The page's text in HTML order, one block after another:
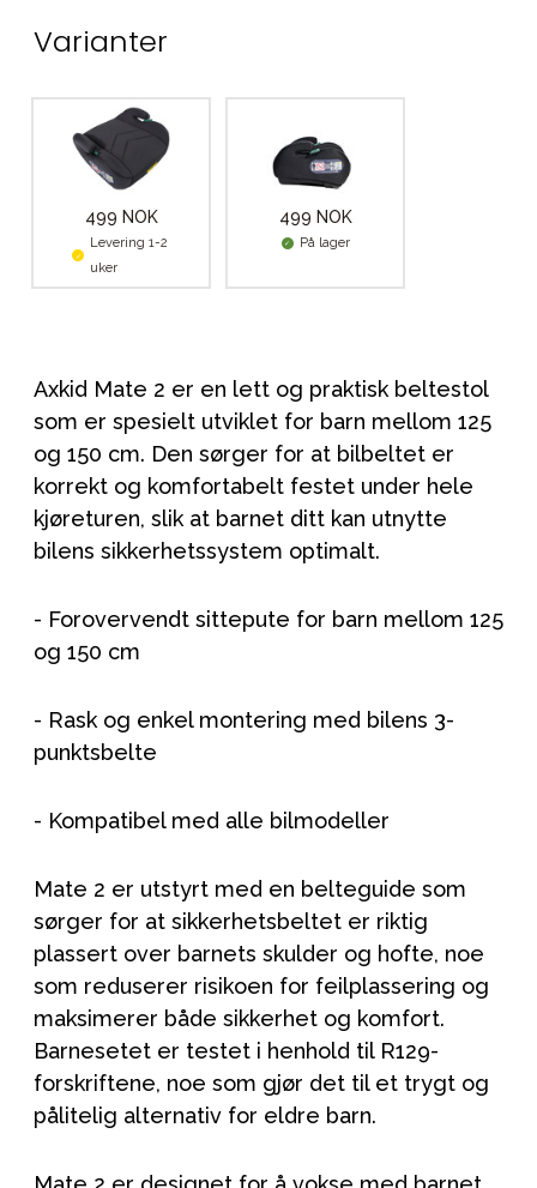
Varianter
499 NOK
Levering 1-2
uker
499 NOK
På lager
Axkid Mate 2 er en lett og praktisk beltestol
som er spesielt utviklet for barn mellom 125
og 150 cm. Den sørger for at bilbeltet er
korrekt og komfortabelt festet under hele
kjøreturen, slik at barnet ditt kan utnytte
bilens sikkerhetssystem optimalt.
- Forovervendt sittepute for barn mellom 125
og 150 cm
- Rask og enkel montering med bilens 3-
punktsbelte
- Kompatibel med alle bilmodeller
Mate 2 er utstyrt med en belteguide som
sørger for at sikkerhetsbeltet er riktig
plassert over barnets skulder og hofte, noe
som reduserer risikoen for feilplassering og
maksimerer både sikkerhet og komfort.
Barnesetet er testet i henhold til R129-
forskriftene, noe som gjør det til et trygt og
pålitelig alternativ for eldre barn.